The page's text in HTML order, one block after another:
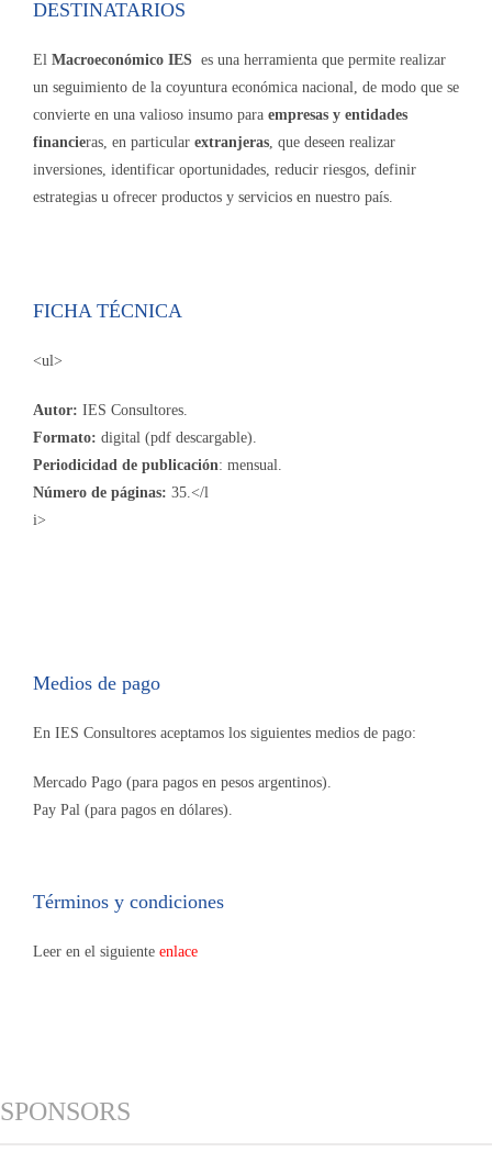
DESTINATARIOS
El Macroeconómico IES es una herramienta que permite realizar
un seguimiento de la coyuntura económica nacional, de modo que se
convierte en una valioso insumo para empresas y entidades
financieras, en particular extranjeras, que deseen realizar
inversiones, identificar oportunidades, reducir riesgos, definir
estrategias u ofrecer productos y servicios en nuestro país.
FICHA TÉCNICA
<ul>
Autor: IES Consultores.
Formato: digital (pdf descargable).
Periodicidad de publicación: mensual.
Número de páginas: 35.</l
i>
Medios de pago
En IES Consultores aceptamos los siguientes medios de pago:
Mercado Pago (para pagos en pesos argentinos).
Pay Pal (para pagos en dólares).
Términos y condiciones
Leer en el siguiente enlace
SPONSORS